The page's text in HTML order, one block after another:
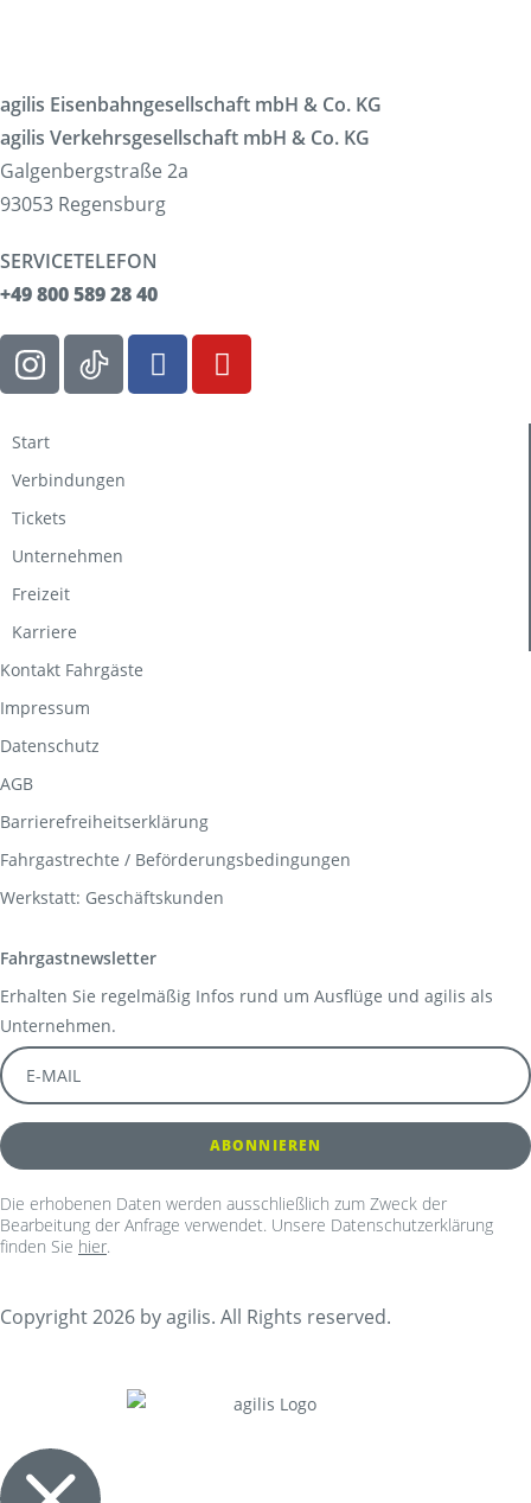
agilis Eisenbahngesellschaft mbH & Co. KG
agilis Verkehrsgesellschaft mbH & Co. KG
Galgenbergstraße 2a
93053 Regensburg
SERVICETELEFON
+49 800 589 28 40
Start
Verbindungen
Tickets
Unternehmen
Freizeit
Karriere
Kontakt Fahrgäste
Impressum
Datenschutz
AGB
Barrierefreiheitserklärung
Fahrgastrechte / Beförderungsbedingungen
Werkstatt: Geschäftskunden
Fahrgastnewsletter
Erhalten Sie regelmäßig Infos rund um Ausflüge und agilis als
Unternehmen.
Die erhobenen Daten werden ausschließlich zum Zweck der
Bearbeitung der Anfrage verwendet. Unsere Datenschutzerklärung
finden Sie hier.
Copyright 2026 by agilis. All Rights reserved.